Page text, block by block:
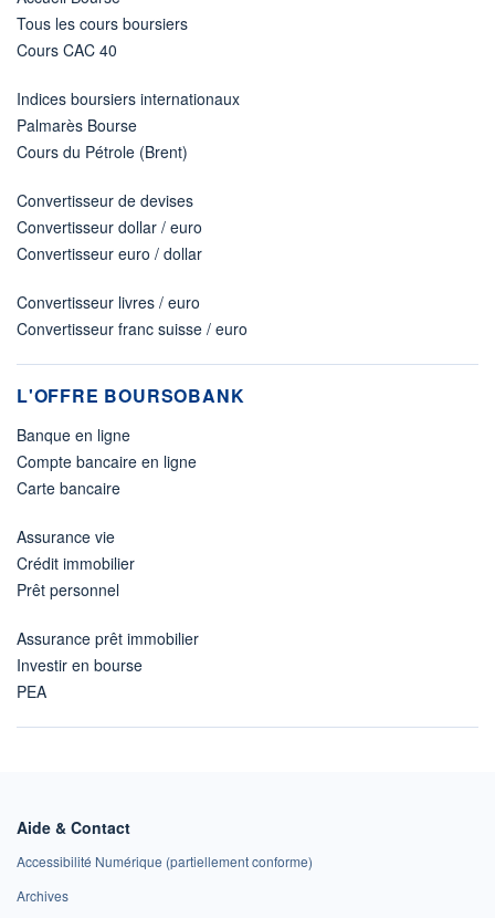
Tous les cours boursiers
Cours CAC 40
Indices boursiers internationaux
Palmarès Bourse
Cours du Pétrole (Brent)
Convertisseur de devises
Convertisseur dollar / euro
Convertisseur euro / dollar
Convertisseur livres / euro
Convertisseur franc suisse / euro
L'OFFRE BOURSOBANK
Banque en ligne
Compte bancaire en ligne
Carte bancaire
Assurance vie
Crédit immobilier
Prêt personnel
Assurance prêt immobilier
Investir en bourse
PEA
Aide & Contact
Accessibilité Numérique (partiellement conforme)
Archives